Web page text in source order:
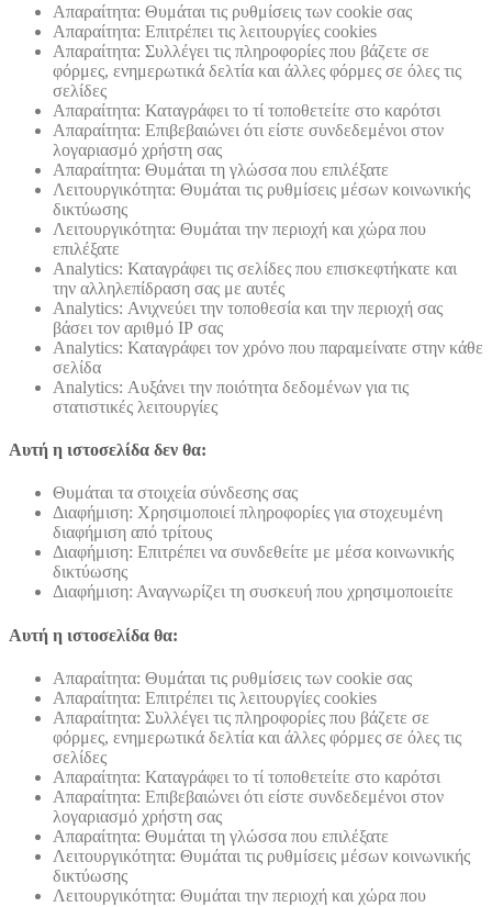
Απαραίτητα: Θυμάται τις ρυθμίσεις των cookie σας
Απαραίτητα: Επιτρέπει τις λειτουργίες cookies
Απαραίτητα: Συλλέγει τις πληροφορίες που βάζετε σε
φόρμες, ενημερωτικά δελτία και άλλες φόρμες σε όλες τις
σελίδες
Απαραίτητα: Καταγράφει το τί τοποθετείτε στο καρότσι
Απαραίτητα: Επιβεβαιώνει ότι είστε συνδεδεμένοι στον
λογαριασμό χρήστη σας
Απαραίτητα: Θυμάται τη γλώσσα που επιλέξατε
Λειτουργικότητα: Θυμάται τις ρυθμίσεις μέσων κοινωνικής
δικτύωσης
Λειτουργικότητα: Θυμάται την περιοχή και χώρα που
επιλέξατε
Analytics: Καταγράφει τις σελίδες που επισκεφτήκατε και
την αλληλεπίδραση σας με αυτές
Analytics: Ανιχνεύει την τοποθεσία και την περιοχή σας
βάσει τον αριθμό ΙΡ σας
Analytics: Καταγράφει τον χρόνο που παραμείνατε στην κάθε
σελίδα
Analytics: Αυξάνει την ποιότητα δεδομένων για τις
στατιστικές λειτουργίες
Αυτή η ιστοσελίδα δεν θα:
Θυμάται τα στοιχεία σύνδεσης σας
Διαφήμιση: Χρησιμοποιεί πληροφορίες για στοχευμένη
διαφήμιση από τρίτους
Διαφήμιση: Επιτρέπει να συνδεθείτε με μέσα κοινωνικής
δικτύωσης
Διαφήμιση: Αναγνωρίζει τη συσκευή που χρησιμοποιείτε
Αυτή η ιστοσελίδα θα:
Απαραίτητα: Θυμάται τις ρυθμίσεις των cookie σας
Απαραίτητα: Επιτρέπει τις λειτουργίες cookies
Απαραίτητα: Συλλέγει τις πληροφορίες που βάζετε σε
φόρμες, ενημερωτικά δελτία και άλλες φόρμες σε όλες τις
σελίδες
Απαραίτητα: Καταγράφει το τί τοποθετείτε στο καρότσι
Απαραίτητα: Επιβεβαιώνει ότι είστε συνδεδεμένοι στον
λογαριασμό χρήστη σας
Απαραίτητα: Θυμάται τη γλώσσα που επιλέξατε
Λειτουργικότητα: Θυμάται τις ρυθμίσεις μέσων κοινωνικής
δικτύωσης
Λειτουργικότητα: Θυμάται την περιοχή και χώρα που